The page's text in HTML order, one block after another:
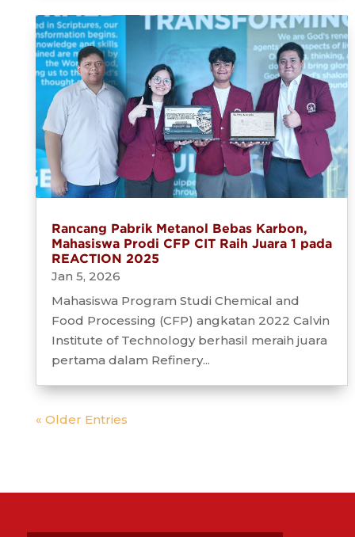
Rancang Pabrik Metanol Bebas Karbon,
Mahasiswa Prodi CFP CIT Raih Juara 1 pada
REACTION 2025
Jan 5, 2026
Mahasiswa Program Studi Chemical and
Food Processing (CFP) angkatan 2022 Calvin
Institute of Technology berhasil meraih juara
pertama dalam Refinery...
« Older Entries